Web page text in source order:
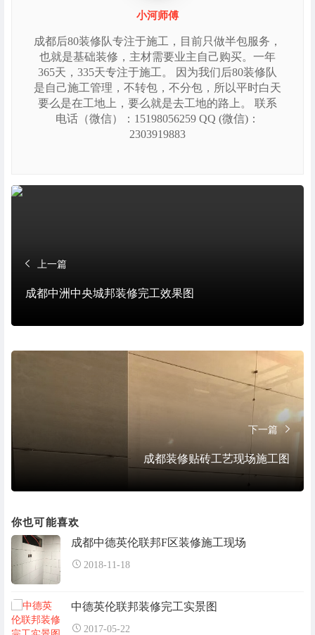
小河师傅
成都后80装修队专注于施工，目前只做半包服务，
也就是基础装修，主材需要业主自己购买。一年
365天，335天专注于施工。 因为我们后80装修队
是自己施工管理，不转包，不分包，所以平时白天
要么是在工地上，要么就是去工地的路上。 联系
电话（微信）：15198056259 QQ (微信)：
2303919883
上一篇
成都中洲中央城邦装修完工效果图
下一篇
成都装修贴砖工艺现场施工图
你也可能喜欢
成都中德英伦联邦F区装修施工现场
2018-11-18
中德英伦联邦装修完工实景图
2017-05-22